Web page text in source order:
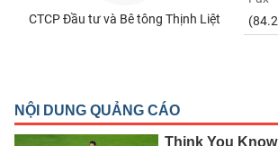
CTCP Đầu tư và Bê tông Thịnh Liệt
DÙNG
THIẾT
YẾU